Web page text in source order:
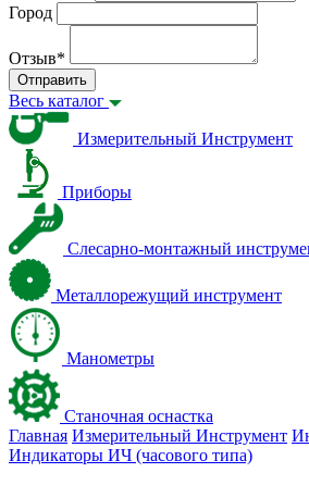
Город
Отзыв*
Отправить
Весь каталог
Измерительный Инструмент
Приборы
Слесарно-монтажный
Металлорежущий инструмент
Манометры
Станочная оснастка
Главная Измерительный Инструмент
Индикаторы ИЧ (часового типа)